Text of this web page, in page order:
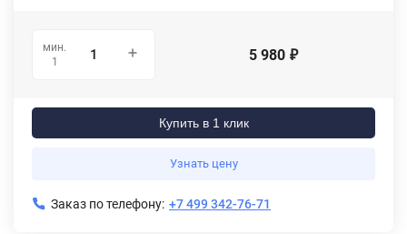
мин.
1
5 980 ₽
Купить в 1 клик
Узнать цену
Заказ по телефону: +7 499 342-76-71